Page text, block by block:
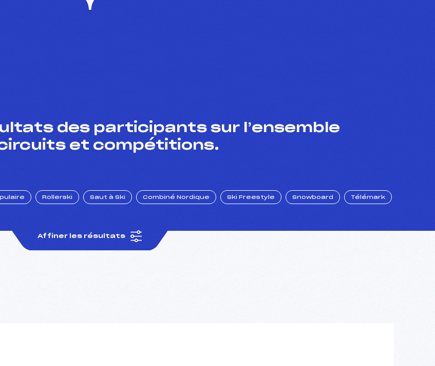
des participants sur l’ensemble
et compétitions.
Rollerski Saut à Ski Combiné Nordique Ski Freestyle Snowboard Télémark
Affiner les résultats